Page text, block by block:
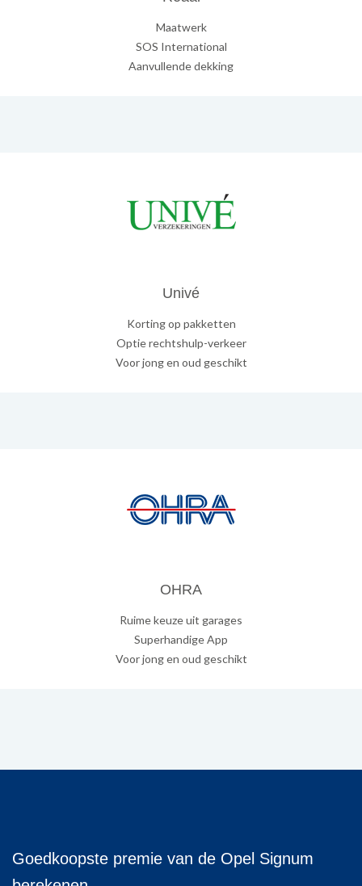
Maatwerk
SOS International
Aanvullende dekking
Univé
Korting op pakketten
Optie rechtshulp-verkeer
Voor jong en oud geschikt
OHRA
Ruime keuze uit garages
Superhandige App
Voor jong en oud geschikt
Goedkoopste premie van de Opel Signum